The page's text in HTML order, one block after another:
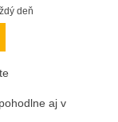
deň
aj v